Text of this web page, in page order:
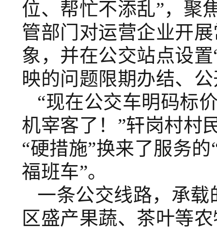
位、帮忙不添乱”，聚
管部门对运营企业开
象 ， 并在公交站点设置
映的问题限期办结、
“现在公交车明码标
机宰客了！”轩岗村村
“硬措施”换来了服务
福班车”。
一条公交线路，承
区盛产果蔬、茶叶等